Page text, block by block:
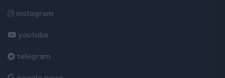
instagram
youtube
telegram